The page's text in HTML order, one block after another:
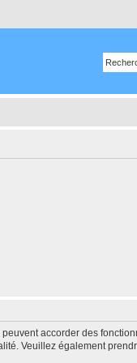
accorder des
Veuillez également